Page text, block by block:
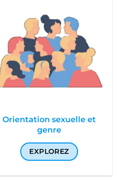
Orientation sexuelle et
genre
EXPLOREZ